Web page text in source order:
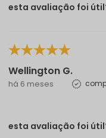
esta avaliação foi
Wellington G.
há 6 meses
esta avaliação foi